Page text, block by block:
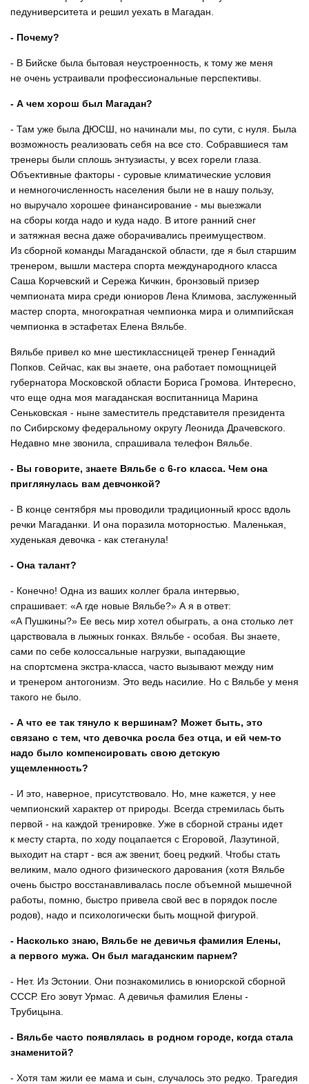
педуниверситета и решил уехать в Магадан.
- Почему?
- В Бийске была бытовая неустроенность, к тому же меня
не очень устраивали профессиональные перспективы.
- А чем хорош был Магадан?
- Там уже была ДЮСШ, но начинали мы, по сути, с нуля. Была
возможность реализовать себя на все сто. Собравшиеся там
тренеры были сплошь энтузиасты, у всех горели глаза.
Объективные факторы - суровые климатические условия
и немногочисленность населения были не в нашу пользу,
но выручало хорошее финансирование - мы выезжали
на сборы когда надо и куда надо. В итоге ранний снег
и затяжная весна даже оборачивались преимуществом.
Из сборной команды Магаданской области, где я был старшим
тренером, вышли мастера спорта международного класса
Саша Корчевский и Сережа Кичкин, бронзовый призер
чемпионата мира среди юниоров Лена Климова, заслуженный
мастер спорта, многократная чемпионка мира и олимпийская
чемпионка в эстафетах Елена Вяльбе.
Вяльбе привел ко мне шестиклассницей тренер Геннадий
Попков. Сейчас, как вы знаете, она работает помощницей
губернатора Московской области Бориса Громова. Интересно,
что еще одна моя магаданская воспитанница Марина
Сеньковская - ныне заместитель представителя президента
по Сибирскому федеральному округу Леонида Драчевского.
Недавно мне звонила, спрашивала телефон Вяльбе.
- Вы говорите, знаете Вяльбе с 6-го класса. Чем она
приглянулась вам девчонкой?
- В конце сентября мы проводили традиционный кросс вдоль
речки Магаданки. И она поразила моторностью. Маленькая,
худенькая девочка - как стеганула!
- Она талант?
- Конечно! Одна из ваших коллег брала интервью,
спрашивает: «А где новые Вяльбе?» А я в ответ:
«А Пушкины?» Ее весь мир хотел обыграть, а она столько лет
царствовала в лыжных гонках. Вяльбе - особая. Вы знаете,
сами по себе колоссальные нагрузки, выпадающие
на спортсмена экстра-класса, часто вызывают между ним
и тренером антогонизм. Это ведь насилие. Но с Вяльбе у меня
такого не было.
- А что ее так тянуло к вершинам? Может быть, это
связано с тем, что девочка росла без отца, и ей чем-то
надо было компенсировать свою детскую
ущемленность?
- И это, наверное, присутствовало. Но, мне кажется, у нее
чемпионский характер от природы. Всегда стремилась быть
первой - на каждой тренировке. Уже в сборной страны идет
к месту старта, по ходу поцапается с Егоровой, Лазутиной,
выходит на старт - вся аж звенит, боец редкий. Чтобы стать
великим, мало одного физического дарования (хотя Вяльбе
очень быстро восстанавливалась после объемной мышечной
работы, помню, быстро привела свой вес в порядок после
родов), надо и психологически быть мощной фигурой.
- Насколько знаю, Вяльбе не девичья фамилия Елены,
а первого мужа. Он был магаданским парнем?
- Нет. Из Эстонии. Они познакомились в юниорской сборной
СССР. Его зовут Урмас. А девичья фамилия Елены -
Трубицына.
- Вяльбе часто появлялась в родном городе, когда стала
знаменитой?
- Хотя там жили ее мама и сын, случалось это редко. Трагедия